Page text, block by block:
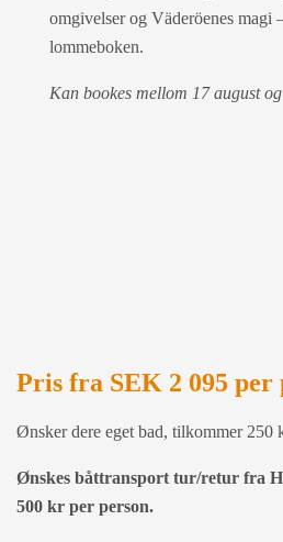
omgivelser og Väderöenes magi
lommeboken.
Kan bookes mellom 17 august
Pris fra SEK 2 095 per
Ønsker dere eget bad, tilkommer 250
Ønskes båttransport tur/retur fra
500 kr per person.